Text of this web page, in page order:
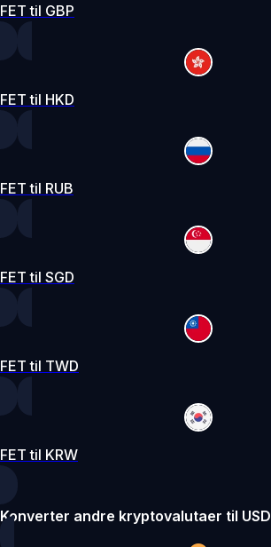
FET til GBP
FET til HKD
FET til RUB
FET til SGD
FET til TWD
FET til KRW
Konverter andre kryptovalutaer til USD